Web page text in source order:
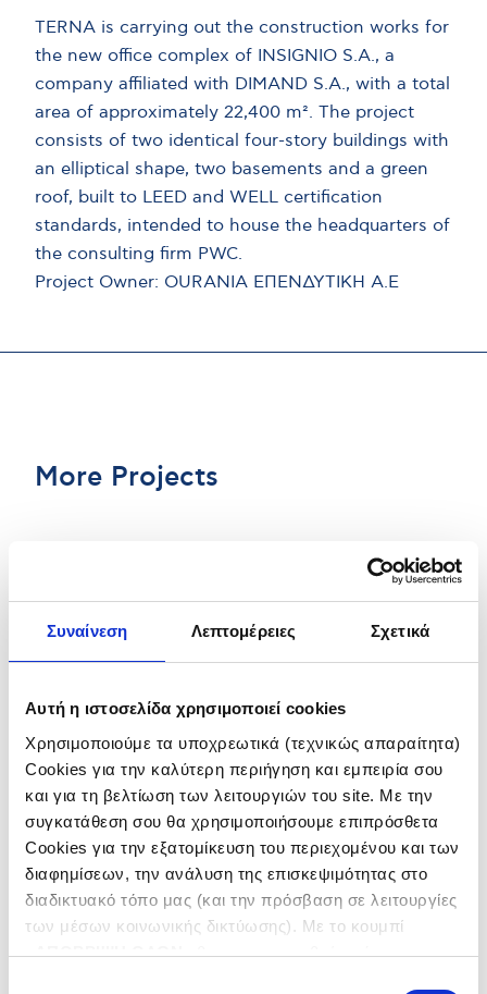
Συναίνεση Λεπτομέρειες Σχετικά
Αυτή η ιστοσελίδα χρησιμοποιεί cookies
Χρησιμοποιούμε τα υποχρεωτικά (τεχνικώς απαραίτητα)
Cookies για την καλύτερη περιήγηση και εμπειρία σου
και για τη βελτίωση των λειτουργιών του site. Με την
συγκατάθεση σου θα χρησιμοποιήσουμε επιπρόσθετα
Cookies για την εξατομίκευση του περιεχομένου και των
διαφημίσεων, την ανάλυση της επισκεψιμότητας στο
διαδικτυακό τόπο μας (και την πρόσβαση σε λειτουργίες
των μέσων κοινωνικής δικτύωσης). Με το κουμπί
«ΑΠΟΡΡΙΨΗ ΟΛΩΝ» θα ενεργοποιηθούν μόνο τα
TERNA is carrying out the construction works for
the new office complex of INSIGNIO S.A., a
company affiliated with DIMAND S.A., with a total
area of approximately 22,400 m². The project
consists of two identical four-story buildings with
an elliptical shape, two basements and a green
roof, built to LEED and WELL certification
standards, intended to house the headquarters of
the consulting firm PWC.
Project Owner: OURANIA ΕΠΕΝΔΥΤΙΚΗ Α.Ε
More Projects
EPC PROJECT FOR NEW FUELS
INSTALLATIONS